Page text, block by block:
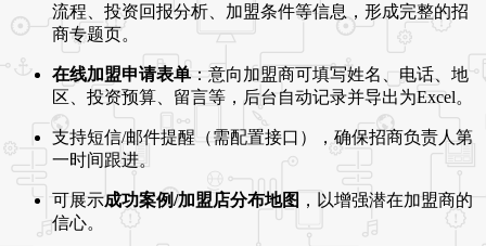
流程、投资回报分析、加盟条件等信息，形成完整的招
商专题页。
在线加盟申请表单：意向加盟商可填写姓名、电话、地
区、投资预算、留言等，后台自动记录并导出为Excel。
支持短信/邮件提醒（需配置接口），确保招商负责人第
一时间跟进。
可展示成功案例/加盟店分布地图 ，以增强潜在加盟商的
信心。